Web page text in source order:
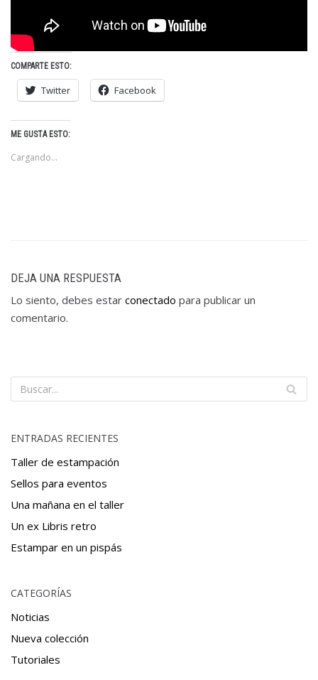
COMPARTE ESTO:
Twitter Facebook
ME GUSTA ESTO:
Cargando...
DEJA UNA RESPUESTA
Lo siento, debes estar conectado para publicar un
comentario.
ENTRADAS RECIENTES
Taller de estampación
Sellos para eventos
Una mañana en el taller
Un ex Libris retro
Estampar en un pispás
CATEGORÍAS
Noticias
Nueva colección
Tutoriales